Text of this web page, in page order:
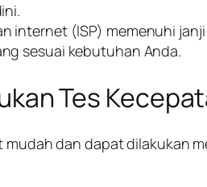
internet (ISP) memenuhi
sesuai kebutuhan Anda.
Tes
dan dapat dilakukan